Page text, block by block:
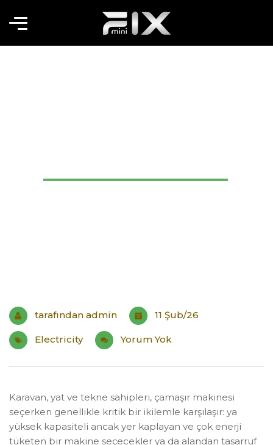
tarafından admin 11 Şub/26
Electricity Yorum Yok
Karavan, yat ve tekne sahipleri, çamaşır makinesi
seçerken genellikle kritik bir ikilemle karşılaşır: ya
yüksek kapasiteli ancak yer kaplayan ve çok enerji
tüketen bir makine seçecekler ya da alandan tasarruf